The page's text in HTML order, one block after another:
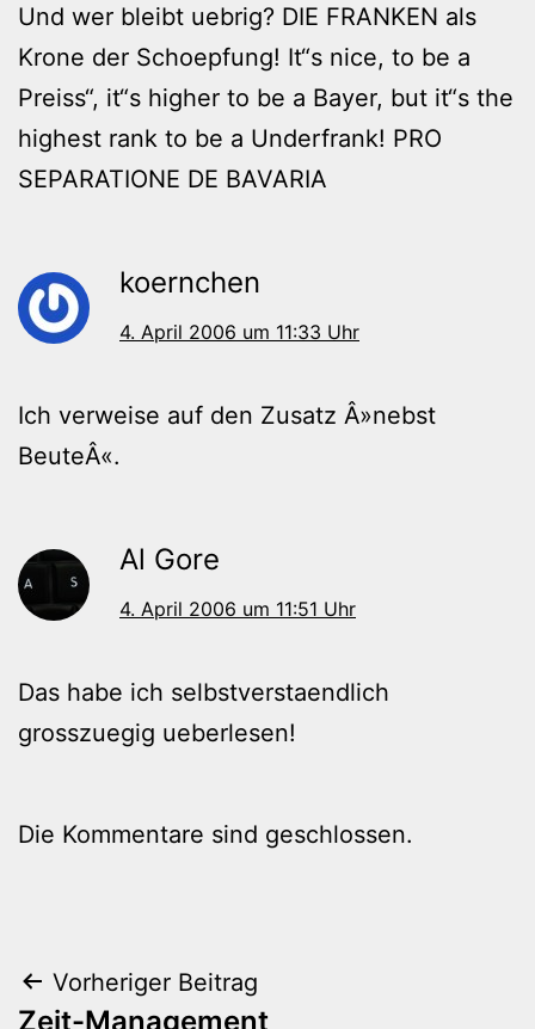
Und wer bleibt uebrig? DIE FRANKEN als
Krone der Schoepfung! It“s nice, to be a
Preiss“, it“s higher to be a Bayer, but it“s the
highest rank to be a Underfrank! PRO
SEPARATIONE DE BAVARIA
koernchen
4. April 2006 um 11:33 Uhr
Ich verweise auf den Zusatz Â»nebst
BeuteÂ«.
Al Gore
4. April 2006 um 11:51 Uhr
Das habe ich selbstverstaendlich
grosszuegig ueberlesen!
Die Kommentare sind geschlossen.
Beitragsnavigation
Vorheriger Beitrag
Zeit-Management